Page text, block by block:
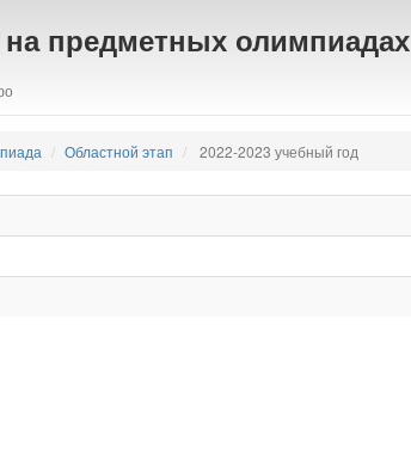
на предметных олимпиадах
Областной этап 2022-2023 учебный год